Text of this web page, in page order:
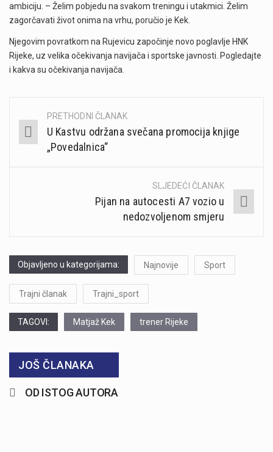
ambiciju. – Želim pobjedu na svakom treningu i utakmici. Želim
zagorčavati život onima na vrhu, poručio je Kek.
Njegovim povratkom na Rujevicu započinje novo poglavlje HNK
Rijeke, uz velika očekivanja navijača i sportske javnosti. Pogledajte
i kakva su očekivanja navijača.
Post
navigation
PRETHODNI ČLANAK
U Kastvu održana svečana promocija knjige
„Povedalnica“
SLJEDEĆI ČLANAK
Pijan na autocesti A7 vozio u
nedozvoljenom smjeru
Objavljeno u kategorijama: Najnovije Sport
Trajni članak Trajni_sport
TAGOVI: Matjaž Kek trener Rijeke
JOŠ ČLANAKA
OD ISTOG AUTORA